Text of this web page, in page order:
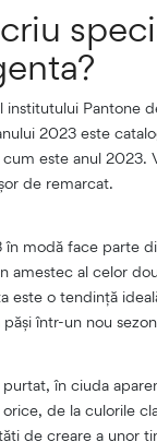
Pantone
2023 este
cum este anul
de remarcat.
în modă face parte
amestec al celor
este o tendință
într-un nou
în ciuda
de la culorile
de creare a unor